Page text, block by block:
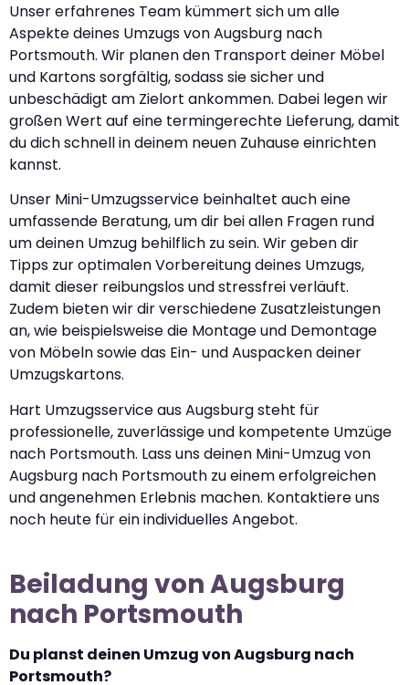
Unser erfahrenes Team kümmert sich um alle
Aspekte deines Umzugs von Augsburg nach
Portsmouth. Wir planen den Transport deiner Möbel
und Kartons sorgfältig, sodass sie sicher und
unbeschädigt am Zielort ankommen. Dabei legen wir
großen Wert auf eine termingerechte Lieferung, damit
du dich schnell in deinem neuen Zuhause einrichten
kannst.
Unser Mini-Umzugsservice beinhaltet auch eine
umfassende Beratung, um dir bei allen Fragen rund
um deinen Umzug behilflich zu sein. Wir geben dir
Tipps zur optimalen Vorbereitung deines Umzugs,
damit dieser reibungslos und stressfrei verläuft.
Zudem bieten wir dir verschiedene Zusatzleistungen
an, wie beispielsweise die Montage und Demontage
von Möbeln sowie das Ein- und Auspacken deiner
Umzugskartons.
Hart Umzugsservice aus Augsburg steht für
professionelle, zuverlässige und kompetente Umzüge
nach Portsmouth. Lass uns deinen Mini-Umzug von
Augsburg nach Portsmouth zu einem erfolgreichen
und angenehmen Erlebnis machen. Kontaktiere uns
noch heute für ein individuelles Angebot.
Beiladung von Augsburg
nach Portsmouth
Du planst deinen Umzug von Augsburg nach
Portsmouth?